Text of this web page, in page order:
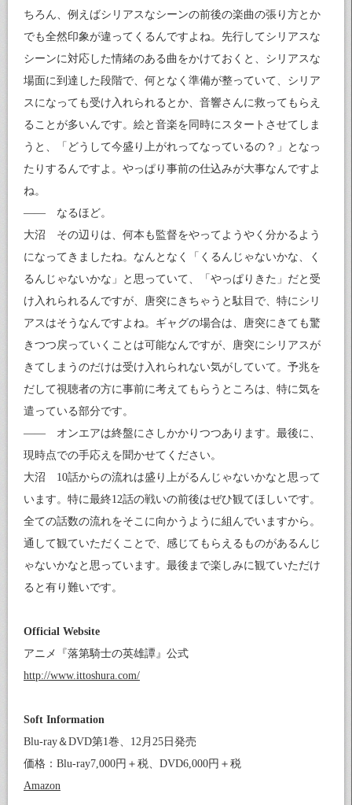
ちろん、例えばシリアスなシーンの前後の楽曲の張り方とか
でも全然印象が違ってくるんですよね。先行してシリアスな
シーンに対応した情緒のある曲をかけておくと、シリアスな
場面に到達した段階で、何となく準備が整っていて、シリア
スになっても受け入れられるとか、音響さんに救ってもらえ
ることが多いんです。絵と音楽を同時にスタートさせてしま
うと、「どうして今盛り上がれってなっているの？」となっ
たりするんですよ。やっぱり事前の仕込みが大事なんですよ
ね。
—— なるほど。
大沼 その辺りは、何本も監督をやってようやく分かるよう
になってきましたね。なんとなく「くるんじゃないかな、く
るんじゃないかな」と思っていて、「やっぱりきた」だと受
け入れられるんですが、唐突にきちゃうと駄目で、特にシリ
アスはそうなんですよね。ギャグの場合は、唐突にきても驚
きつつ戻っていくことは可能なんですが、唐突にシリアスが
きてしまうのだけは受け入れられない気がしていて。予兆を
だして視聴者の方に事前に考えてもらうところは、特に気を
遣っている部分です。
—— オンエアは終盤にさしかかりつつあります。最後に、
現時点での手応えを聞かせてください。
大沼 10話からの流れは盛り上がるんじゃないかなと思って
います。特に最終12話の戦いの前後はぜひ観てほしいです。
全ての話数の流れをそこに向かうように組んでいますから。
通して観ていただくことで、感じてもらえるものがあるんじ
ゃないかなと思っています。最後まで楽しみに観ていただけ
ると有り難いです。
Official Website
アニメ『落第騎士の英雄譚』公式
http://www.ittoshura.com/
Soft Information
Blu-ray＆DVD第1巻、12月25日発売
価格：Blu-ray7,000円＋税、DVD6,000円＋税
Amazon